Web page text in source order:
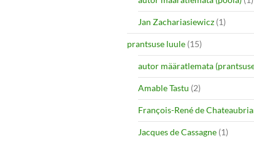
Jan Zachariasiewicz (1)
prantsuse luule (15)
autor määratlemata
Amable Tastu (2)
François-René de
Jacques de Cassagne (1)